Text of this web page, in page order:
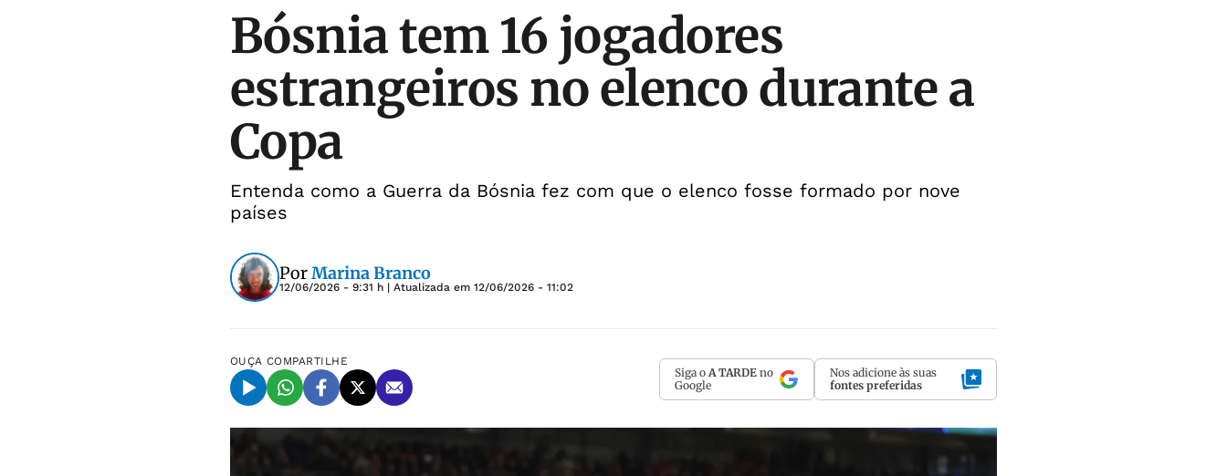
Bósnia tem 16 jogadores
estrangeiros no elenco durante a
Copa
Entenda como a Guerra da Bósnia fez com que o elenco fosse formado por nove
países
PorMarina Branco
12/06/2026 - 9:31 h | Atualizada em 12/06/2026 - 11:02
OUÇA COMPARTILHE
Siga o A TARDE no
Google
Nos adicione às suas
fontes preferidas